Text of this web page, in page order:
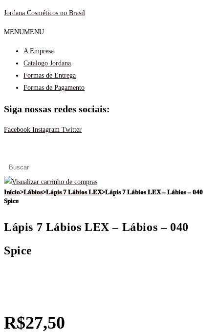
Ir
conteúdo
Jordana Cosméticos no Brasil
MENUMENU
A Empresa
Catalogo Jordana
Formas de Entrega
Formas de Pagamento
Siga nossas redes sociais:
Facebook Instagram Twitter
Início>Lábios>Lápis 7 Lábios LEX>Lápis 7 Lábios LEX – Lábios – 040
Spice
Lápis 7 Lábios LEX – Lábios – 040
Spice
R$27,50